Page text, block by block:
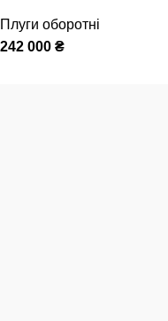
Плуги оборотні
242 000 ₴